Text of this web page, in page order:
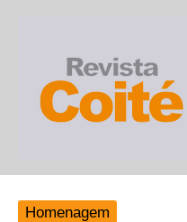
conteúdo
Homenagem